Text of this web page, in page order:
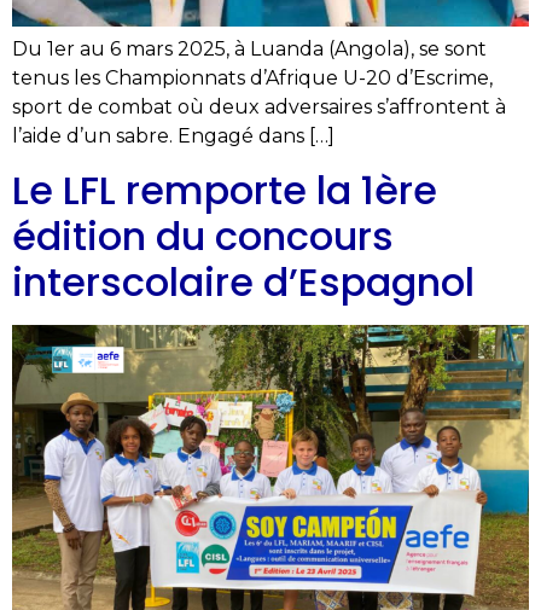
Du 1er au 6 mars 2025, à Luanda (Angola), se sont
tenus les Championnats d’Afrique U-20 d’Escrime,
sport de combat où deux adversaires s’affrontent à
l’aide d’un sabre. Engagé dans […]
Le LFL remporte la 1ère
édition du concours
interscolaire d’Espagnol